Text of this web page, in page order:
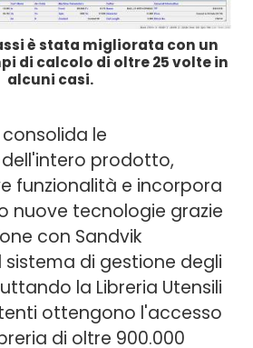
è stata migliorata con un
di calcolo di oltre 25 volte in
alcuni casi.
le
prodotto,
funzionalità e incorpora
nuove tecnologie grazie
con Sandvik
di gestione degli
la Libreria Utensili
ottengono l'accesso
di oltre 900.000